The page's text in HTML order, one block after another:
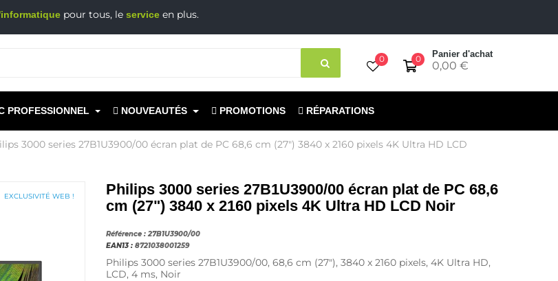
pour tous, le service en plus.
0 Panier d'achat
0,00 €
0
PROFESSIONNEL NOUVEAUTÉS PROMOTIONS RÉPARATIONS
3000 series 27B1U3900/00 écran plat de PC 68,6 cm (27") 3840 x 2160 pixels 4K Ultra HD LCD
EXCLUSIVITÉ WEB !
Philips 3000 series 27B1U3900/00 écran plat de PC 68,6
cm (27") 3840 x 2160 pixels 4K Ultra HD LCD Noir
Référence : 27B1U3900/00
EAN13 : 8721038001259
Philips 3000 series 27B1U3900/00, 68,6 cm (27"), 3840 x 2160 pixels, 4K Ultra HD,
LCD, 4 ms, Noir